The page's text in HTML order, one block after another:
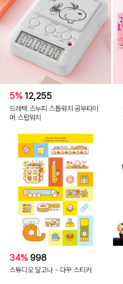
5% 12,255
드레텍 스누피 스톱워치 공부타이
머 스탑워치
34% 998
스튜디오 달고나 - 다꾸 스티커